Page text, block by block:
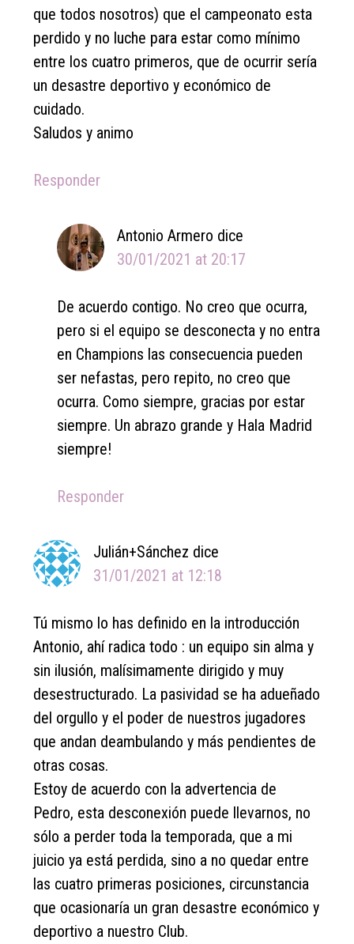
que todos nosotros) que el campeonato esta
perdido y no luche para estar como mínimo
entre los cuatro primeros, que de ocurrir sería
un desastre deportivo y económico de
cuidado.
Saludos y animo
Responder
Antonio Armero dice
30/01/2021 at 20:17
De acuerdo contigo. No creo que ocurra,
pero si el equipo se desconecta y no entra
en Champions las consecuencia pueden
ser nefastas, pero repito, no creo que
ocurra. Como siempre, gracias por estar
siempre. Un abrazo grande y Hala Madrid
siempre!
Responder
Julián+Sánchez dice
31/01/2021 at 12:18
Tú mismo lo has definido en la introducción
Antonio, ahí radica todo : un equipo sin alma y
sin ilusión, malísimamente dirigido y muy
desestructurado. La pasividad se ha adueñado
del orgullo y el poder de nuestros jugadores
que andan deambulando y más pendientes de
otras cosas.
Estoy de acuerdo con la advertencia de
Pedro, esta desconexión puede llevarnos, no
sólo a perder toda la temporada, que a mi
juicio ya está perdida, sino a no quedar entre
las cuatro primeras posiciones, circunstancia
que ocasionaría un gran desastre económico y
deportivo a nuestro Club.